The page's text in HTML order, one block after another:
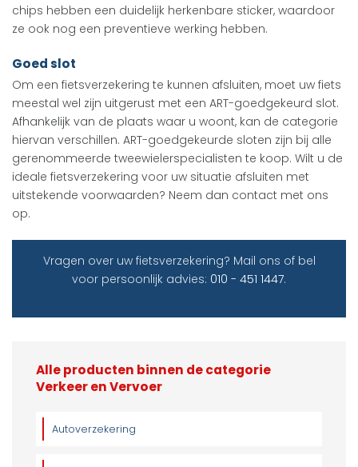
chips hebben een duidelijk herkenbare sticker, waardoor
ze ook nog een preventieve werking hebben.
Goed slot
Om een fietsverzekering te kunnen afsluiten, moet uw fiets
meestal wel zijn uitgerust met een ART-goedgekeurd slot.
Afhankelijk van de plaats waar u woont, kan de categorie
hiervan verschillen. ART-goedgekeurde sloten zijn bij alle
gerenommeerde tweewielerspecialisten te koop. Wilt u de
ideale fietsverzekering voor uw situatie afsluiten met
uitstekende voorwaarden? Neem dan contact met ons
op.
Vragen over uw fietsverzekering? Mail ons of bel
voor persoonlijk advies: 010 - 451 1447.
Alle producten binnen de categorie
Verkeer en Vervoer
Autoverzekering